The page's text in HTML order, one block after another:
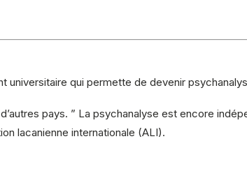
universitaire qui permette de devenir
pays. ” La psychanalyse est encore
lacanienne internationale (ALI).